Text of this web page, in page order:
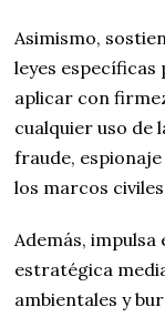
Asimismo,
leyes
aplicar con
cualquier uso de
fraude,
los marcos
Además,
estratégica
ambientales y